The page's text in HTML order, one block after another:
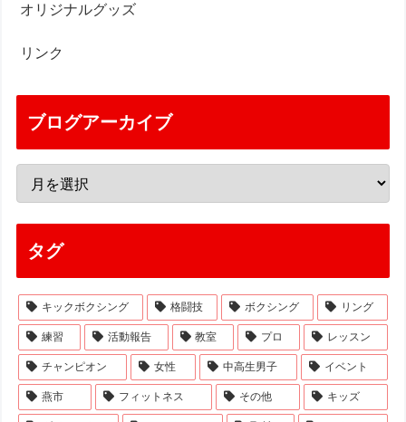
オリジナルグッズ
リンク
ブログアーカイブ
タグ
キックボクシング 格闘技 ボクシング リング
練習 活動報告 教室 プロ レッスン
チャンピオン 女性 中高生男子 イベント
燕市 フィットネス その他 キッズ